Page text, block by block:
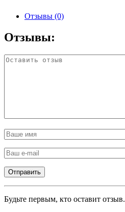
Отзывы (0)
Отзывы:
Будьте первым, кто оставит отзыв.